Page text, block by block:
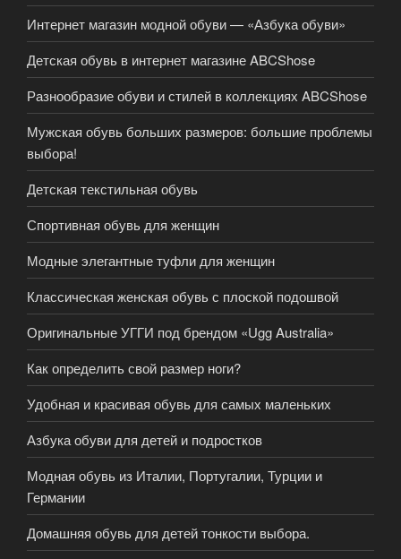
Интернет магазин модной обуви — «Азбука обуви»
Детская обувь в интернет магазине ABCShose
Разнообразие обуви и стилей в коллекциях ABCShose
Мужская обувь больших размеров: большие проблемы
выбора!
Детская текстильная обувь
Спортивная обувь для женщин
Модные элегантные туфли для женщин
Классическая женская обувь с плоской подошвой
Оригинальные УГГИ под брендом «Ugg Australia»
Как определить свой размер ноги?
Удобная и красивая обувь для самых маленьких
Азбука обуви для детей и подростков
Модная обувь из Италии, Португалии, Турции и
Германии
Домашняя обувь для детей тонкости выбора.